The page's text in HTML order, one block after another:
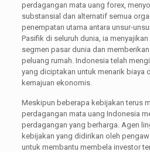
perdagangan mata uang forex,
substansial dan alternatif semua
penempatan utama antara unsur-
Pasifik di seluruh dunia, ia
segmen pasar dunia dan
peluang rumah. Indonesia telah
yang diciptakan untuk menarik biaya
kemajuan ekonomis.
Meskipun beberapa kebijakan terus
perdagangan mata uang Indonesia
perdagangan yang berharga. Agen
kebijakan yang didirikan oleh
untuk membantu membela investor